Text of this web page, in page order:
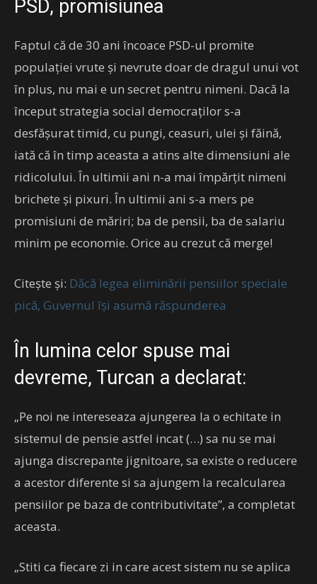
PSD, promisiunea
Faptul că de 30 ani încoace PSD-ul promite
populației vrute și nevrute doar de dragul unui vot
în plus, nu mai e un secret pentru nimeni. Dacă la
început strategia social democraților s-a
desfășurat timid, cu pungi, ceasuri, ulei și făină,
iată că în timp aceasta a atins alte dimensiuni ale
ridicolului. În ultimii ani n-a mai împărțit nimeni
brichete și pixuri. În ultimii ani s-a mers pe
promisiuni de măriri; ba de pensii, ba de salariu
minim pe economie. Orice au crezut că merge!
Citește și: Dăcă legea eliminării pensiilor speciale
pică, Guvernul își asumă răspunderea
În lumina celor spuse mai
devreme, Turcan a declarat:
„Pe noi ne intereseaza ajungerea la o echitate in
sistemul de pensie astfel incat (…) sa nu se mai
ajunga discrepante jignitoare, sa existe o reducere
a acestor diferente si sa ajungem la recalcularea
pensiilor pe baza de contributivitate”, a completat
aceasta.
„Stiti ca fiecare zi in care acest sistem nu se aplica